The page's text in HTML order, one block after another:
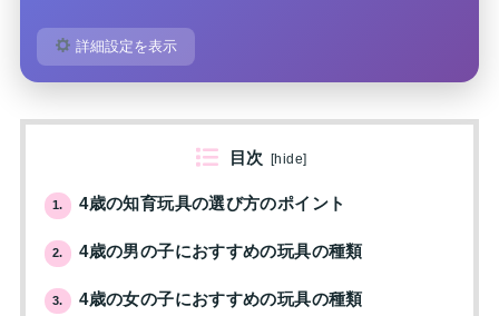
詳細設定を表示
目次 [hide]
1. 4歳の知育玩具の選び方のポイント
2. 4歳の男の子におすすめの玩具の種類
3. 4歳の女の子におすすめの玩具の種類